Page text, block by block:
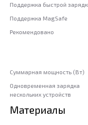
Поддержка быстрой
Поддержка MagSafe
Рекомендовано
Суммарная мощность (Вт)
Одновременная зарядка
нескольких устройств
Материалы